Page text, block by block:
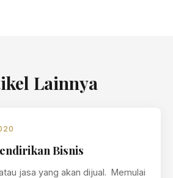
Lainnya
Bisnis
jasa yang akan dijual. Memulai